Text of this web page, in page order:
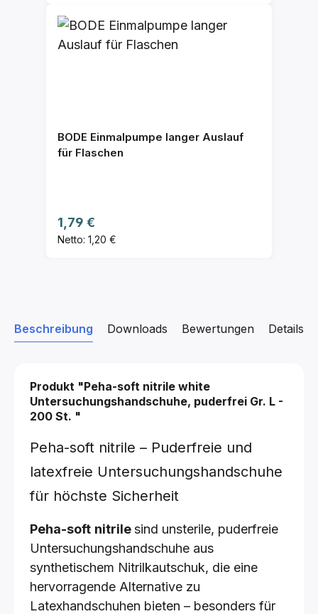
BODE Einmalpumpe langer Auslauf
für Flaschen
Regulärer Preis:
1,79 €
Netto: 1,20 €
Beschreibung Downloads Details
Bewertungen
Produkt "Peha-soft nitrile white
Untersuchungshandschuhe, puderfrei Gr. L -
200 St. "
Peha-soft nitrile – Puderfreie und
latexfreie Untersuchungshandschuhe
für höchste Sicherheit
Peha-soft nitrilesind unsterile, puderfreie
Untersuchungshandschuhe aus
synthetischem Nitrilkautschuk, die eine
hervorragende Alternative zu
Latexhandschuhen bieten – besonders für